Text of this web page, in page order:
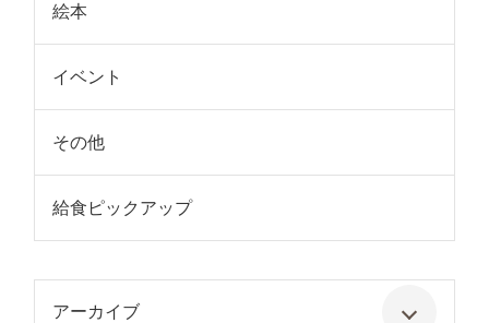
絵本
イベント
その他
給食ピックアップ
アーカイブ